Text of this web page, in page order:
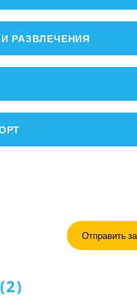
РАЗВЛЕЧЕНИЯ
Отправить
(2)